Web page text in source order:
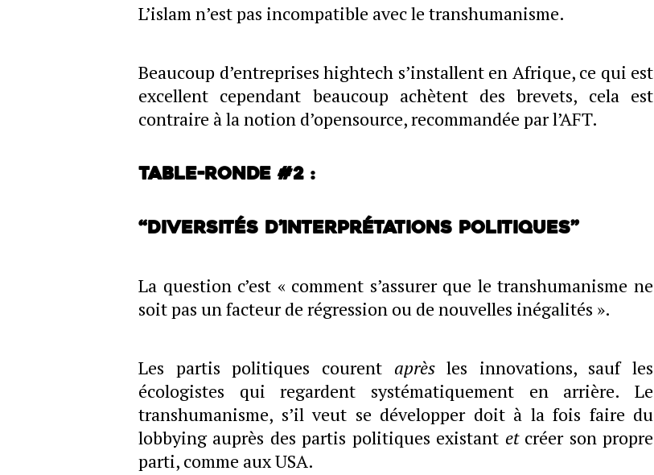
L’islam n’est pas incompatible avec le transhumanisme.
Beaucoup d’entreprises hightech s’installent en Afrique, ce qui est
excellent cependant beaucoup achètent des brevets, cela est
contraire à la notion d’opensource, recommandée par l’AFT.
Table-ronde #2 :
“Diversités d’interprétations politiques”
La question c’est « comment s’assurer que le transhumanisme ne
soit pas un facteur de régression ou de nouvelles inégalités ».
Les partis politiques courent aprèsles innovations, sauf les
écologistes qui regardent systématiquement en arrière. Le
transhumanisme, s’il veut se développer doit à la fois faire du
lobbying auprès des partis politiques existant et créer son propre
parti, comme aux USA.